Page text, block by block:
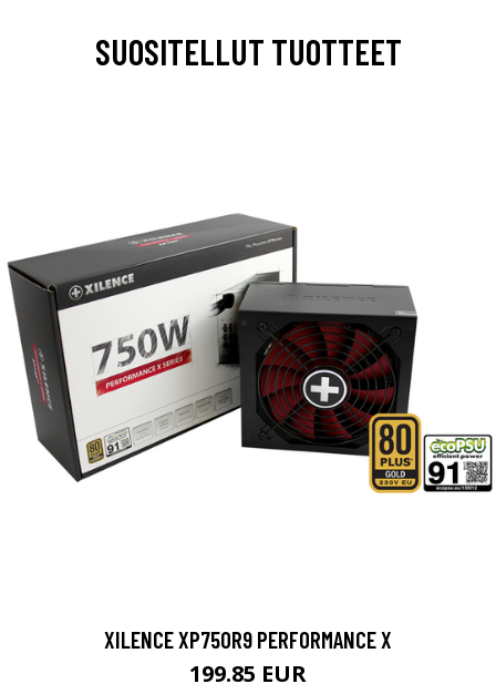
SUOSITELLUT TUOTTEET
XILENCE XP750R9 PERFORMANCE X
199.85 EUR